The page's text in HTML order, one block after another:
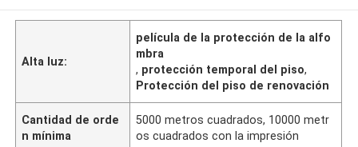
Alta luz:
película de la protección de la alfo
mbra
, protección temporal del piso,
Protección del piso de renovación
Cantidad de orde
n mínima
5000 metros cuadrados, 10000 metr
os cuadrados con la impresión